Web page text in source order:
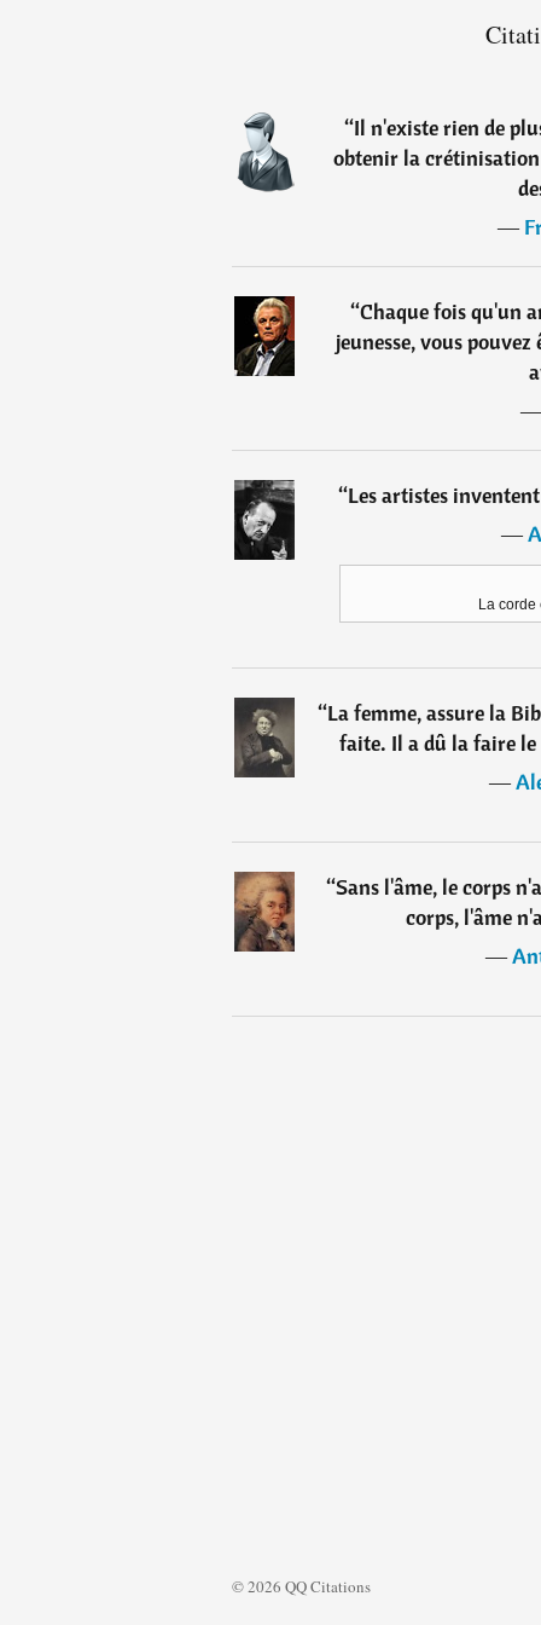
“Il n'existe rien de
obtenir la crétinisation
―
“Chaque fois qu'un
jeunesse, vous
“Les artistes
―
La corde
“La femme, assure la
faite. Il a dû la faire
―
“Sans l'âme, le corps
corps, l'âme
―
© 2026 QQ Citations